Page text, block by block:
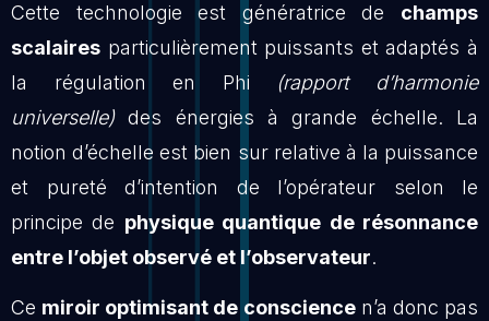
Cette technologie est génératrice de champs
scalaires particulièrement puissants et adaptés à
la régulation en Phi
(rapport d’harmonie
universelle)des énergies à grande échelle. La
notion d’échelle est bien sur relative à la puissance
et pureté d’intention de l’opérateur selon le
principe de physique quantique de résonnance
entre l’objet observé et l’observateur.
Ce miroir optimisant de consciencen’a donc pas